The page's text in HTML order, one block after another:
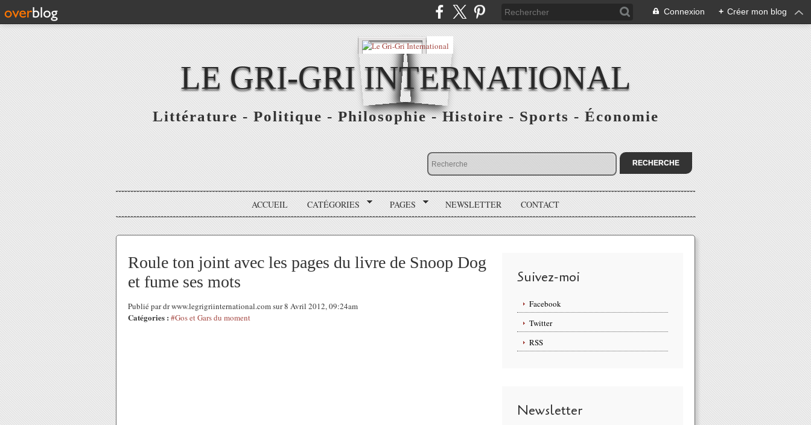
Connexion + Créer mon blog
LE GRI-GRI INTERNATIONAL
Littérature - Politique - Philosophie - Histoire - Sports - Économie
ACCUEIL CATÉGORIES PAGES NEWSLETTER CONTACT
Roule ton joint avec les pages du livre de Snoop Dog
et fume ses mots
Publié par dr www.legrigriinternational.com sur 8 Avril 2012, 09:24am
Catégories : #Gos et Gars du moment
Suivez-moi
Facebook
Twitter
RSS
Newsletter